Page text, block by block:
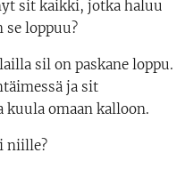
sit kaikki, jotka haluu
se loppuu?
sil on paskane loppu.
ja sit
omaan kalloon.
niille?